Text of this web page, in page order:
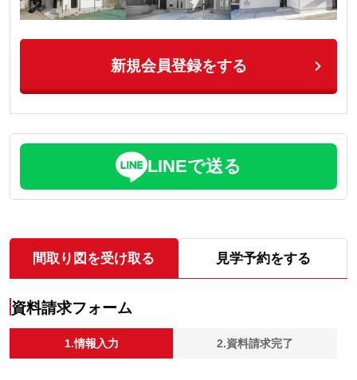
新規会員登録をする
LINEで送る
間取り図を受け取る 見学予約をする
資料請求フォーム
1.情報入力 2.資料請求完了